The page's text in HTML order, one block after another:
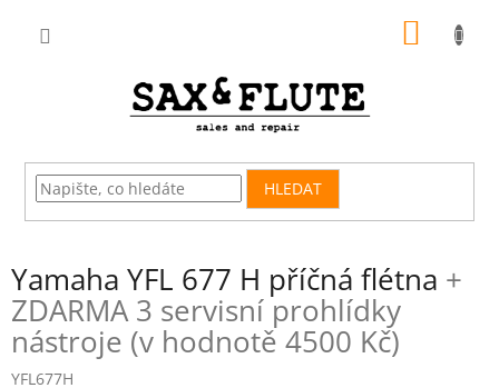
HLEDAT
Yamaha YFL 677 H příčná flétna +
ZDARMA 3 servisní prohlídky
nástroje (v hodnotě 4500 Kč)
YFL677H